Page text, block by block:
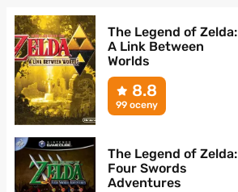
The Legend of Zelda:
A Link Between
Worlds
8.8
99 oceny
The Legend of Zelda:
Four Swords
Adventures